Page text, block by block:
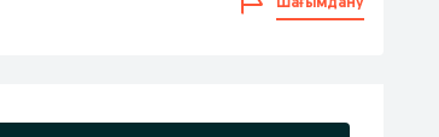
Шағымдану